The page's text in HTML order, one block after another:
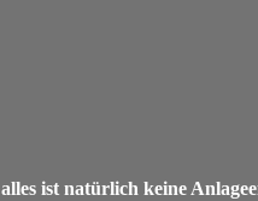
alles ist natürlich keine